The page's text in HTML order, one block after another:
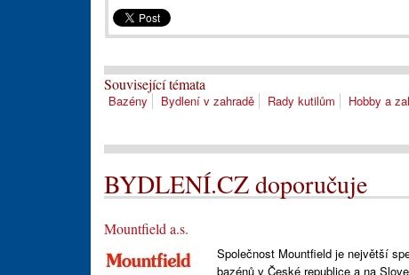
Související témata
Bazény Bydlení v zahradě Rady kutilům Hobby a
BYDLENÍ.CZ doporučuje
Mountfield a.s.
Společnost Mountfield je největší
bazénů v České republice a na